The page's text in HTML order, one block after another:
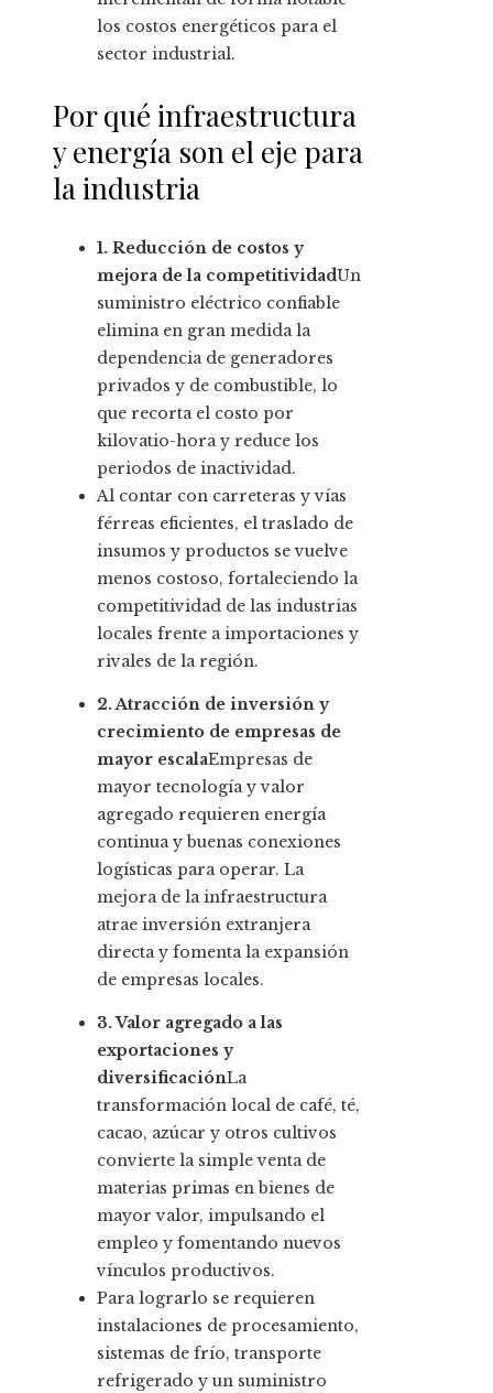
los costos energéticos para el
sector industrial.
Por qué infraestructura
y energía son el eje para
la industria
1. Reducción de costos y
mejora de la competitividadUn
suministro eléctrico confiable
elimina en gran medida la
dependencia de generadores
privados y de combustible, lo
que recorta el costo por
kilovatio-hora y reduce los
periodos de inactividad.
Al contar con carreteras y vías
férreas eficientes, el traslado de
insumos y productos se vuelve
menos costoso, fortaleciendo la
competitividad de las industrias
locales frente a importaciones y
rivales de la región.
2. Atracción de inversión y
crecimiento de empresas de
mayor escalaEmpresas de
mayor tecnología y valor
agregado requieren energía
continua y buenas conexiones
logísticas para operar. La
mejora de la infraestructura
atrae inversión extranjera
directa y fomenta la expansión
de empresas locales.
3. Valor agregado a las
exportaciones y
diversificaciónLa
transformación local de café, té,
cacao, azúcar y otros cultivos
convierte la simple venta de
materias primas en bienes de
mayor valor, impulsando el
empleo y fomentando nuevos
vínculos productivos.
Para lograrlo se requieren
instalaciones de procesamiento,
sistemas de frío, transporte
refrigerado y un suministro